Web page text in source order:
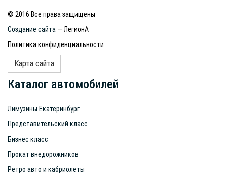
© 2016 Все права защищены
Создание сайта — ЛегионА
Политика конфиденциальности
Карта сайта
Каталог автомобилей
Лимузины Екатеринбург
Представительский класс
Бизнес класс
Прокат внедорожников
Ретро авто и кабриолеты